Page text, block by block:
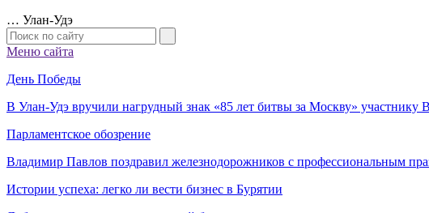
… Улан-Удэ
Меню сайта
День Победы
В Улан-Удэ вручили нагрудный знак «85 лет битвы за Москву» участнику
Парламентское обозрение
Владимир Павлов поздравил железнодорожников с профессиональным
Истории успеха: легко ли вести бизнес в Бурятии